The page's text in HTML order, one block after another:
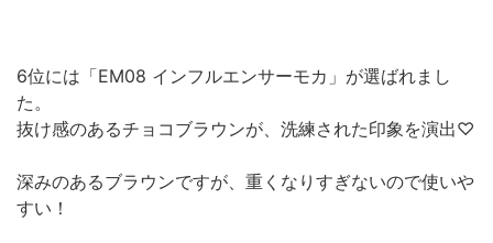
6位には「EM08 インフルエンサーモカ」が選ばれまし
た。
抜け感のあるチョコブラウンが、洗練された印象を演出♡
深みのあるブラウンですが、重くなりすぎないので使いや
すい！